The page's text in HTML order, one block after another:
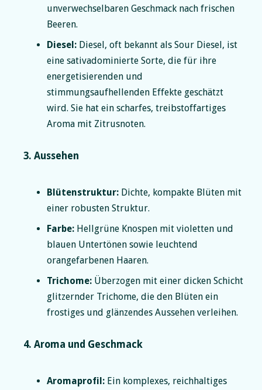
unverwechselbaren Geschmack nach frischen
Beeren.
Diesel: Diesel, oft bekannt als Sour Diesel, ist
eine sativadominierte Sorte, die für ihre
energetisierenden und
stimmungsaufhellenden Effekte geschätzt
wird. Sie hat ein scharfes, treibstoffartiges
Aroma mit Zitrusnoten.
3. Aussehen
Blütenstruktur: Dichte, kompakte Blüten mit
einer robusten Struktur.
Farbe: Hellgrüne Knospen mit violetten und
blauen Untertönen sowie leuchtend
orangefarbenen Haaren.
Trichome: Überzogen mit einer dicken Schicht
glitzernder Trichome, die den Blüten ein
frostiges und glänzendes Aussehen verleihen.
4. Aroma und Geschmack
Aromaprofil: Ein komplexes, reichhaltiges